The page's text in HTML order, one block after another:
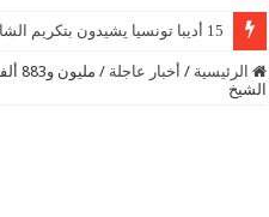
15 أديبا تونسيا يشيدون بتكريم الشاعر علي الدرورة
الرئيسية / أخبار عاجلة /
الشيخ